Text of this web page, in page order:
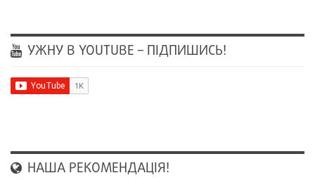
УЖНУ В YOUTUBE – ПІДПИШИСЬ!
НАША РЕКОМЕНДАЦІЯ!